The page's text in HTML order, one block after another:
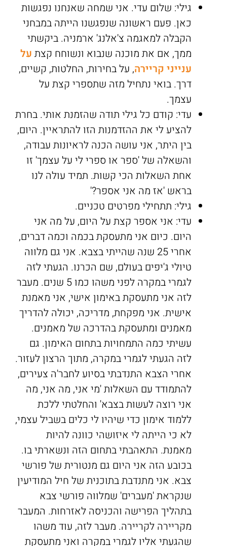
גילי: שלום עדי. אני שמחה שאנחנו נפגשות
כאן. פעם ראשונה שנפגשנו הייתה במבחני
הקבלה למאגמה צ'אלנג' ארמניה. ביקשתי
ממך, אם את מוכנה שנבוא ונשוחח קצת על
ענייני קריירה, על בחירות, החלטות, קשיים,
דרך. בואי נתחיל מזה שתספרי קצת על
עצמך.
עדי: קודם כל גילי תודה שהזמנת אותי. בחרת
להציע לי את ההזדמנות הזו להתראיין. היום,
בין היתר, אני עושה הכנה לראיונות עבודה,
והשאלה של 'ספר או ספרי לי על עצמך' זו
אחת השאלות הכי קשות. תמיד עולה לנו
בראש 'אז מה אני אספר?'
גילי: תתחילי מפרטים טכניים.
עדי: אני אספר קצת על היום, על מה אני
היום. כיום אני מתעסקת בכמה וכמה דברים,
אחרי 25 שנה שהייתי בצבא. אני גם מלווה
טיולי ג'יפים בעולם, שם הכרנו. הגעתי לזה
לגמרי במקרה לפני משהו כמו 5 שנים. מעבר
לזה אני מתעסקת באימון אישי, אני מאמנת
אישית. אני מפקחת, מדריכה, יכולה להדריך
מאמנים ומתעסקת בהדרכה של מאמנים.
עשיתי כמה התמחויות בתחום האימון. גם
לזה הגעתי לגמרי במקרה, מתוך הרצון לעזור.
אחרי הצבא התנדבתי בסיוע לחבר'ה צעירים,
להתמודד עם השאלות 'מי אני, מה אני, מה
אני רוצה לעשות בצבא' והחלטתי ללכת
ללמוד אימון כדי שיהיו לי כלים בשביל עצמי,
לא כי הייתה לי איזושהי כוונה להיות
מאמנת. התאהבתי בתחום הזה ונשארתי בו.
בכובע הזה אני היום גם מנטורית של פורשי
צבא. אני מתנדבת בתוכנית של חיל המודיעין
שנקראת 'מעברים' שמלווה פורשי צבא
בתהליך הפרישה והכניסה לאזרחות. המעבר
מקריירה לקריירה. מעבר לזה, עוד משהו
שהגעתי אליו לגמרי במקרה ואני מתעסקת